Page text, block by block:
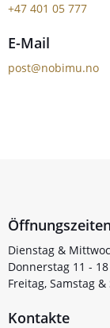
+47 401 05 777
E-Mail
post@nobimu.no
Öffnungszeiten
Dienstag &
Donnerstag 11 - 18
Freitag, Samstag
Kontakte